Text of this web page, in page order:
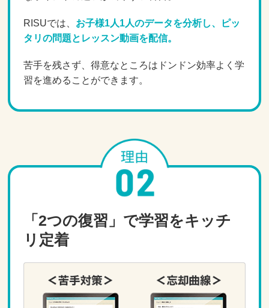
RISUでは、 お子様1人1人のデータを分析し、ピッ
タリの問題とレッスン動画を配信。
苦手を残さず、得意なところはドンドン効率よく学
習を進めることができます。
「2つの復習」で学習をキッチ
リ定着